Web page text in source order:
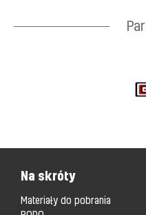
Na skróty
Materiały do pobrania